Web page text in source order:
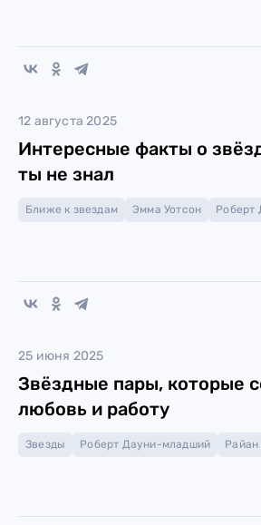
12 августа 2025
Интересные факты о
ты не знал
Ближе к звездам Эмма Уотсон Роберт
25 июня 2025
Звёздные пары, которые
любовь и работу
Звезды Роберт Дауни-младший Райан